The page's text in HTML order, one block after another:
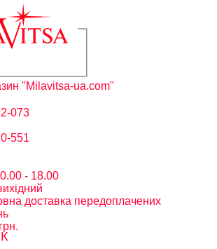
"Milavitsa-ua.com"
073
551
- 18.00
доставка передоплачених